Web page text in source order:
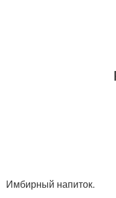
Имбирный напиток.